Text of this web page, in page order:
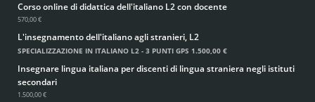
Corso online di didattica dell'italiano L2 con docente
570,00 €
L'insegnamento dell'italiano agli stranieri, L2
SPECIALIZZAZIONE IN ITALIANO L2 - 3 PUNTI GPS 1.500,00 €
Insegnare lingua italiana per discenti di lingua straniera negli istituti
secondari
1.500,00 €